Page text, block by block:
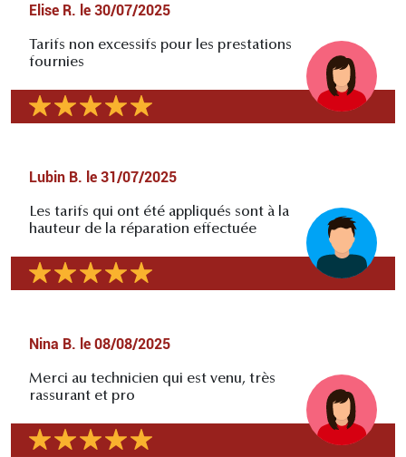
Elise R. le 30/07/2025
Tarifs non excessifs pour les prestations
fournies
Lubin B. le 31/07/2025
Les tarifs qui ont été appliqués sont à la
hauteur de la réparation effectuée
Nina B. le 08/08/2025
Merci au technicien qui est venu, très
rassurant et pro